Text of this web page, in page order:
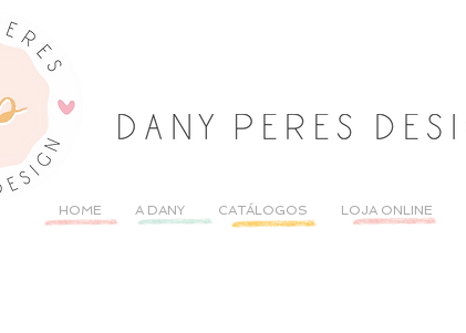
HOME A DANY CATÁLOGOS LOJA ONLINE